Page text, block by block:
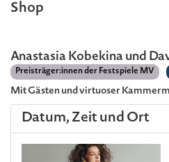
Shop
Anastasia Kobekina und
Preisträger:innen der Festspiele MV
Mit Gästen und virtuoser
Datum, Zeit und Ort